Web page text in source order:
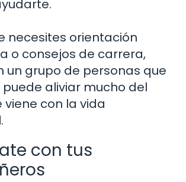
necesites orientación
o consejos de carrera,
un grupo de personas que
aliviar mucho del
viene con la vida
con tus